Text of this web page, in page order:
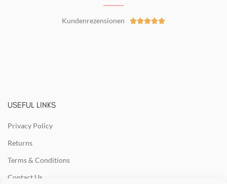
Kundenrezensionen 
USEFUL LINKS
Privacy Policy
Returns
Terms & Conditions
Contact Us